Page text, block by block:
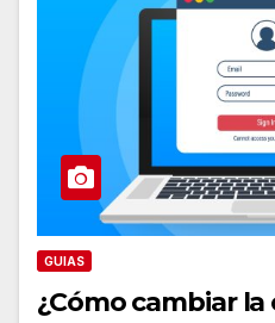
GUIAS
¿Cómo cambiar